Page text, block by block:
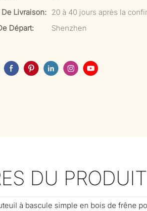
Livraison: 20 à 40 jours après la
Départ:
Shenzhen
DU PRODUIT
à bascule simple en bois de frêne